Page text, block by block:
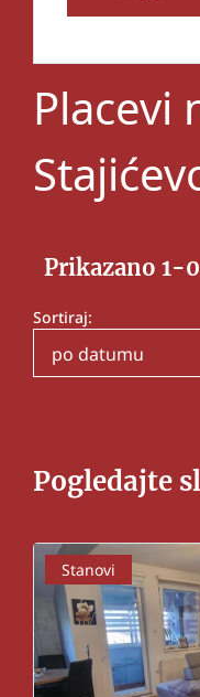
Placevi
Prikazano 1-
Sortiraj:
po datumu
Pogledajte
Stanovi